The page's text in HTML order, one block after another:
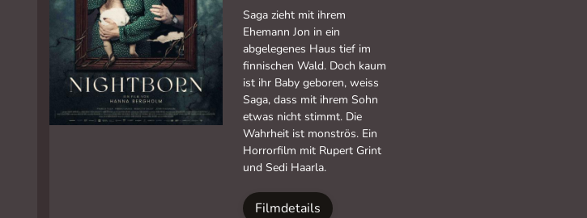
Saga zieht mit ihrem
Ehemann Jon in ein
abgelegenes Haus tief im
finnischen Wald. Doch kaum
ist ihr Baby geboren, weiss
Saga, dass mit ihrem Sohn
etwas nicht stimmt. Die
Wahrheit ist monströs. Ein
Horrorfilm mit Rupert Grint
und Sedi Haarla.
Filmdetails